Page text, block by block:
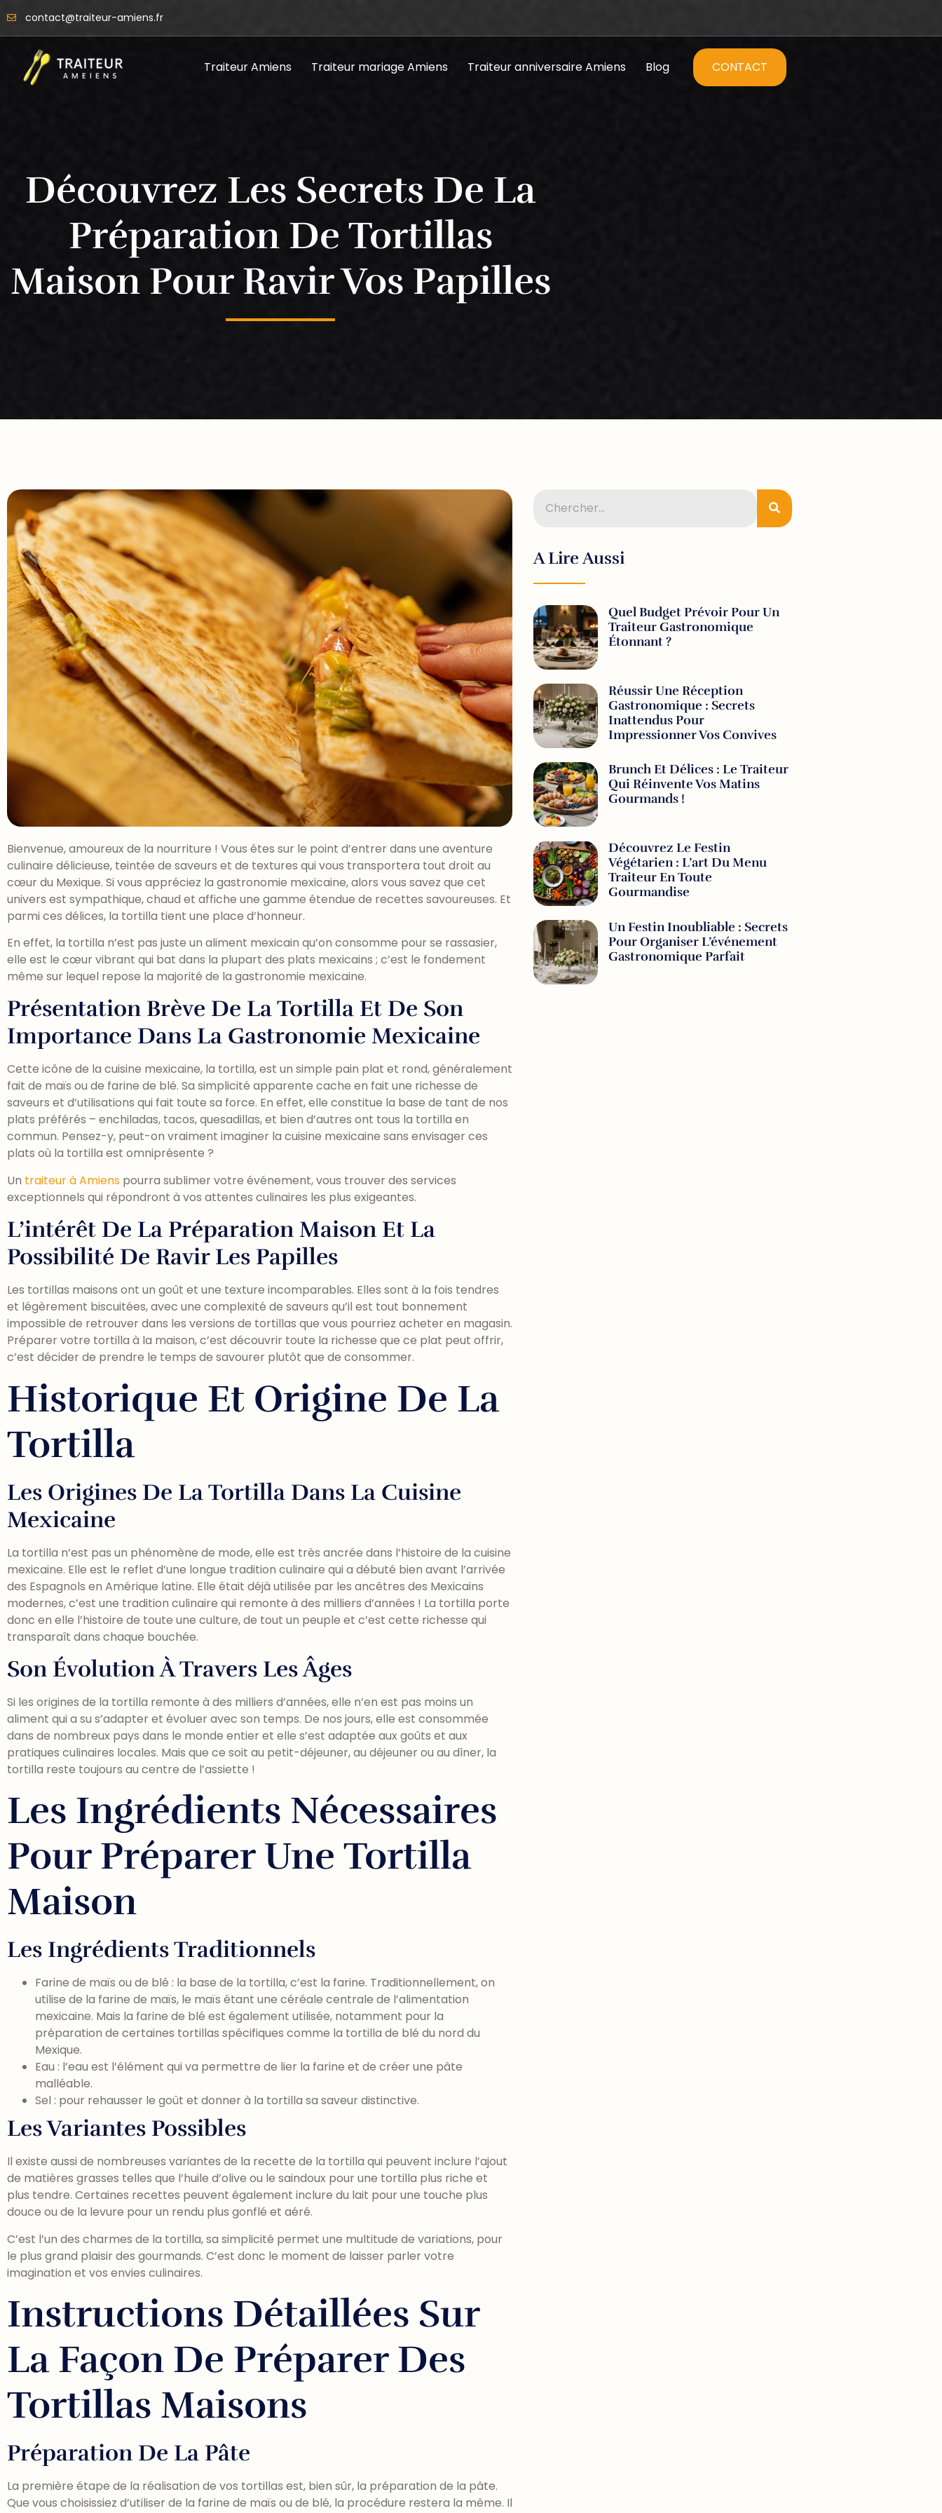
contact@traiteur-amiens.fr
Traiteur Amiens Traiteur mariage Amiens Traiteur anniversaire Amiens Blog CONTACT
Découvrez Les Secrets De La
Préparation De Tortillas
Maison Pour Ravir Vos Papilles
Bienvenue, amoureux de la nourriture ! Vous êtes sur le point d’entrer dans une aventure
culinaire délicieuse, teintée de saveurs et de textures qui vous transportera tout droit au
cœur du Mexique. Si vous appréciez la gastronomie mexicaine, alors vous savez que cet
univers est sympathique, chaud et affiche une gamme étendue de recettes savoureuses. Et
parmi ces délices, la tortilla tient une place d’honneur.
En effet, la tortilla n’est pas juste un aliment mexicain qu’on consomme pour se rassasier,
elle est le cœur vibrant qui bat dans la plupart des plats mexicains ; c’est le fondement
même sur lequel repose la majorité de la gastronomie mexicaine.
Présentation Brève De La Tortilla Et De Son
Importance Dans La Gastronomie Mexicaine
Cette icône de la cuisine mexicaine, la tortilla, est un simple pain plat et rond, généralement
fait de maïs ou de farine de blé. Sa simplicité apparente cache en fait une richesse de
saveurs et d’utilisations qui fait toute sa force. En effet, elle constitue la base de tant de nos
plats préférés – enchiladas, tacos, quesadillas, et bien d’autres ont tous la tortilla en
commun. Pensez-y, peut-on vraiment imaginer la cuisine mexicaine sans envisager ces
plats où la tortilla est omniprésente ?
Un traiteur à Amiens pourra sublimer votre événement, vous trouver des services
exceptionnels qui répondront à vos attentes culinaires les plus exigeantes.
L’intérêt De La Préparation Maison Et La
Possibilité De Ravir Les Papilles
Les tortillas maisons ont un goût et une texture incomparables. Elles sont à la fois tendres
et légèrement biscuitées, avec une complexité de saveurs qu’il est tout bonnement
impossible de retrouver dans les versions de tortillas que vous pourriez acheter en magasin.
Préparer votre tortilla à la maison, c’est découvrir toute la richesse que ce plat peut offrir,
c’est décider de prendre le temps de savourer plutôt que de consommer.
Historique Et Origine De La
Tortilla
Les Origines De La Tortilla Dans La Cuisine
Mexicaine
La tortilla n’est pas un phénomène de mode, elle est très ancrée dans l’histoire de la cuisine
mexicaine. Elle est le reflet d’une longue tradition culinaire qui a débuté bien avant l’arrivée
des Espagnols en Amérique latine. Elle était déjà utilisée par les ancêtres des Mexicains
modernes, c’est une tradition culinaire qui remonte à des milliers d’années ! La tortilla porte
donc en elle l’histoire de toute une culture, de tout un peuple et c’est cette richesse qui
transparaît dans chaque bouchée.
Son Évolution À Travers Les Âges
Si les origines de la tortilla remonte à des milliers d’années, elle n’en est pas moins un
aliment qui a su s’adapter et évoluer avec son temps. De nos jours, elle est consommée
dans de nombreux pays dans le monde entier et elle s’est adaptée aux goûts et aux
pratiques culinaires locales. Mais que ce soit au petit-déjeuner, au déjeuner ou au dîner, la
tortilla reste toujours au centre de l’assiette !
Les Ingrédients Nécessaires
Pour Préparer Une Tortilla
Maison
Les Ingrédients Traditionnels
Farine de maïs ou de blé : la base de la tortilla, c’est la farine. Traditionnellement, on
utilise de la farine de maïs, le maïs étant une céréale centrale de l’alimentation
mexicaine. Mais la farine de blé est également utilisée, notamment pour la
préparation de certaines tortillas spécifiques comme la tortilla de blé du nord du
Mexique.
Eau : l’eau est l’élément qui va permettre de lier la farine et de créer une pâte
malléable.
Sel : pour rehausser le goût et donner à la tortilla sa saveur distinctive.
Les Variantes Possibles
Il existe aussi de nombreuses variantes de la recette de la tortilla qui peuvent inclure l’ajout
de matières grasses telles que l’huile d’olive ou le saindoux pour une tortilla plus riche et
plus tendre. Certaines recettes peuvent également inclure du lait pour une touche plus
douce ou de la levure pour un rendu plus gonflé et aéré.
C’est l’un des charmes de la tortilla, sa simplicité permet une multitude de variations, pour
le plus grand plaisir des gourmands. C’est donc le moment de laisser parler votre
imagination et vos envies culinaires.
Instructions Détaillées Sur
La Façon De Préparer Des
Tortillas Maisons
Préparation De La Pâte
La première étape de la réalisation de vos tortillas est, bien sûr, la préparation de la pâte.
Que vous choisissiez d’utiliser de la farine de maïs ou de blé, la procédure restera la même. Il
A Lire Aussi
Quel Budget Prévoir Pour Un
Traiteur Gastronomique
Étonnant ?
Réussir Une Réception
Gastronomique : Secrets
Inattendus Pour
Impressionner Vos Convives
Brunch Et Délices : Le Traiteur
Qui Réinvente Vos Matins
Gourmands !
Découvrez Le Festin
Végétarien : L’art Du Menu
Traiteur En Toute
Gourmandise
Un Festin Inoubliable : Secrets
Pour Organiser L’événement
Gastronomique Parfait